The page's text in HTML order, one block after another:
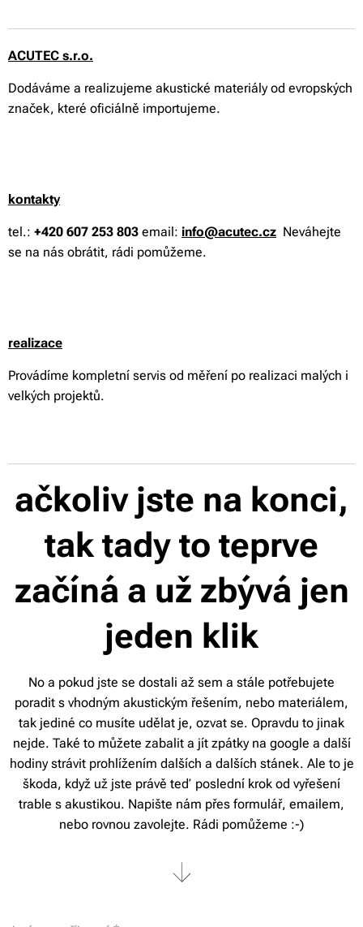
ACUTEC s.r.o.
Dodáváme a realizujeme akustické materiály od evropských
značek, které oficiálně importujeme.
kontakty
tel.: +420 607 253 803 email: info@acutec.cz Neváhejte
se na nás obrátit, rádi pomůžeme.
realizace
Provádíme kompletní servis od měření po realizaci malých i
velkých projektů.
ačkoliv jste na konci,
tak tady to teprve
začíná a už zbývá jen
jeden klik
No a pokud jste se dostali až sem a stále potřebujete
poradit s vhodným akustickým řešením, nebo materiálem,
tak jediné co musíte udělat je, ozvat se. Opravdu to jinak
nejde. Také to můžete zabalit a jít zpátky na google a další
hodiny strávit prohlížením dalších a dalších stánek. Ale to je
škoda, když už jste právě teď poslední krok od vyřešení
trable s akustikou. Napište nám přes formulář, emailem,
nebo rovnou zavolejte. Rádi pomůžeme :-)